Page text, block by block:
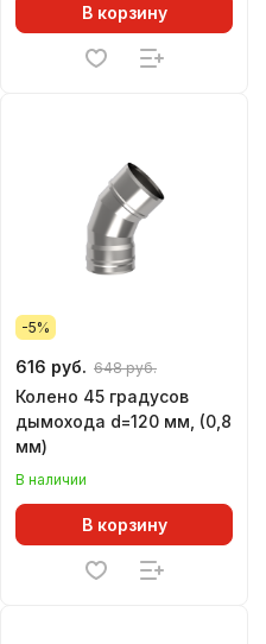
В корзину
-5%
616 руб. 648 руб.
Колено 45 градусов
дымохода d=120 мм, (0,8
мм)
В наличии
В корзину